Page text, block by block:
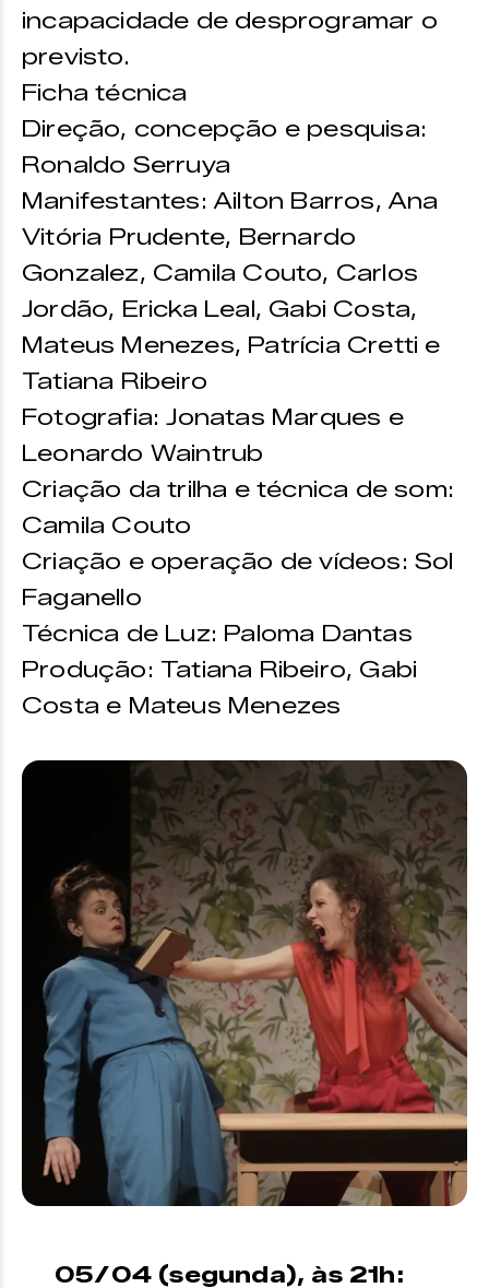
incapacidade de desprogramar o
previsto.
Ficha técnica
Direção, concepção e pesquisa:
Ronaldo Serruya
Manifestantes: Ailton Barros, Ana
Vitória Prudente, Bernardo
Gonzalez, Camila Couto, Carlos
Jordão, Ericka Leal, Gabi Costa,
Mateus Menezes, Patrícia Cretti e
Tatiana Ribeiro
Fotografia: Jonatas Marques e
Leonardo Waintrub
Criação da trilha e técnica de som:
Camila Couto
Criação e operação de vídeos: Sol
Faganello
Técnica de Luz: Paloma Dantas
Produção: Tatiana Ribeiro, Gabi
Costa e Mateus Menezes
05/04 (segunda), às 21h: